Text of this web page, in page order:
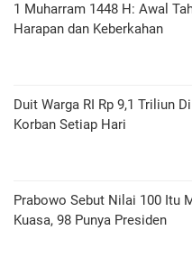
1 Muharram 1448 H: Awal
Harapan dan Keberkahan
Duit Warga RI Rp 9,1 Triliun
Korban Setiap Hari
Prabowo Sebut Nilai 100 Itu
Kuasa, 98 Punya Presiden